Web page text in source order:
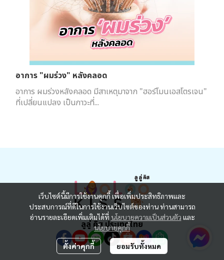
อาการ "ผมร่วง" หลังคลอด
อาการ ผมร่วงหลังคลอด มีสาเหตุมาจาก "ฮอร์โมนเอสโตรเจน"
ที่เปลี่ยนแปลง เป็นภาวะที่...
เว็บไซต์นี้มีการใช้งานคุกกี้ เพื่อเพิ่มประสิทธิภาพและ
ประสบการณ์ที่ดีในการใช้งานเว็บไซต์ของท่าน ท่านสามารถ
อ่านรายละเอียดเพิ่มเติมได้ที่ นโยบายความเป็นส่วนตัว และ
นโยบายคุกกี้
ตั้งค่าคุกกี้ ยอมรับทั้งหมด
ลูลู่ คิส ประเทศไทย